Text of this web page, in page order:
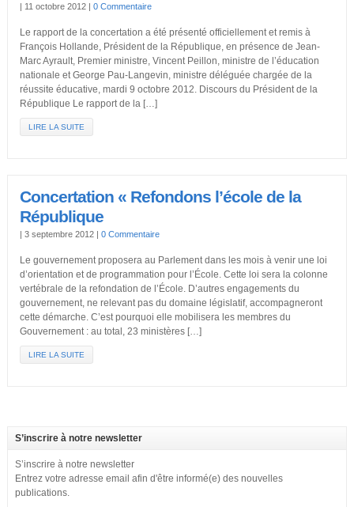
| 11 octobre 2012 | 0 Commentaire
Le rapport de la concertation a été présenté officiellement et remis à
François Hollande, Président de la République, en présence de Jean-
Marc Ayrault, Premier ministre, Vincent Peillon, ministre de l’éducation
nationale et George Pau-Langevin, ministre déléguée chargée de la
réussite éducative, mardi 9 octobre 2012. Discours du Président de la
République Le rapport de la […]
LIRE LA SUITE
Concertation « Refondons l’école de la
République
| 3 septembre 2012 | 0 Commentaire
Le gouvernement proposera au Parlement dans les mois à venir une loi
d’orientation et de programmation pour l’École. Cette loi sera la colonne
vertébrale de la refondation de l’École. D’autres engagements du
gouvernement, ne relevant pas du domaine législatif, accompagneront
cette démarche. C’est pourquoi elle mobilisera les membres du
Gouvernement : au total, 23 ministères […]
LIRE LA SUITE
S’inscrire à notre newsletter
S’inscrire à notre newsletter
Entrez votre adresse email afin d'être informé(e) des nouvelles
publications.